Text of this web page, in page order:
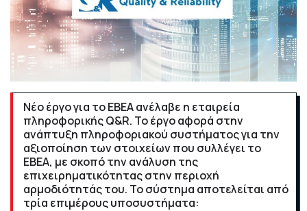
Νέο έργο για το ΕΒΕΑ ανέλαβε η εταιρεία
πληροφορικής Q&R. Το έργο αφορά στην
ανάπτυξη πληροφοριακού συστήματος για την
αξιοποίηση των στοιχείων που συλλέγει το
ΕΒΕΑ, με σκοπό την ανάλυση της
επιχειρηματικότητας στην περιοχή
αρμοδιότητάς του. Το σύστημα αποτελείται από
τρία επιμέρους υποσυστήματα: